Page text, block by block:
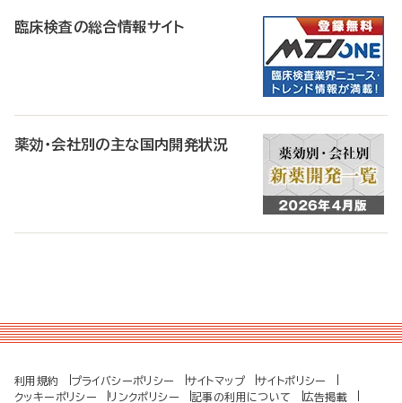
臨床検査の総合情報サイト
薬効・会社別の主な国内開発状況
利用規約 プライバシーポリシー サイトマップ
サイトポリシー
クッキーポリシー
リンクポリシー 記事の利用について 広告掲載